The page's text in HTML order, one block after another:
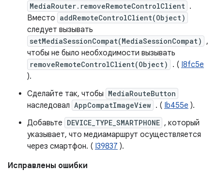
MediaRouter.removeRemoteControlClient .
Вместо addRemoteControlClient(Object)
следует вызывать
setMediaSessionCompat(MediaSessionCompat) ,
чтобы не было необходимости вызывать
removeRemoteControlClient(Object) . ( I8fc5e
).
Сделайте так, чтобы MediaRouteButton
наследовал AppCompatImageView . ( Ib455e ).
Добавьте DEVICE_TYPE_SMARTPHONE , который
указывает, что медиамаршрут осуществляется
через смартфон. ( I39837 ).
Исправлены ошибки